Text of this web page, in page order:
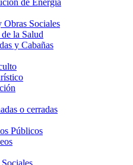
Obras Sociales
la Salud
y Cabañas
o cerradas
Públicos